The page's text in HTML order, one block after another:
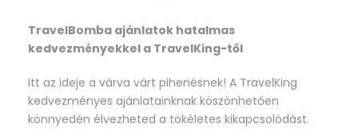
TravelBomba ajánlatok hatalmas
kedvezményekkel a TravelKing-től
Itt az ideje a várva várt pihenésnek! A TravelKing
kedvezményes ajánlatainknak köszönhetően
könnyedén élvezheted a tökéletes kikapcsolódást.